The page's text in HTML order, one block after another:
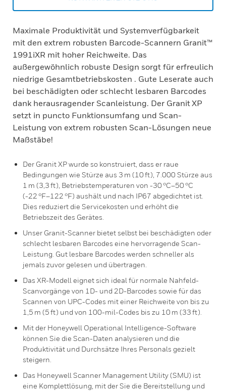
Maximale Produktivität und Systemverfügbarkeit
mit den extrem robusten Barcode-Scannern Granit™
1991iXR mit hoher Reichweite. Das
außergewöhnlich robuste Design sorgt für erfreulich
niedrige Gesamtbetriebskosten . Gute Leserate auch
bei beschädigten oder schlecht lesbaren Barcodes
dank herausragender Scanleistung. Der Granit XP
setzt in puncto Funktionsumfang und Scan-
Leistung von extrem robusten Scan-Lösungen neue
Maßstäbe!
Der Granit XP wurde so konstruiert, dass er raue
Bedingungen wie Stürze aus 3 m (10 ft), 7.000 Stürze aus
1 m (3,3 ft), Betriebstemperaturen von -30 °C–50 °C
(-22 °F–122 °F) aushält und nach IP67 abgedichtet ist.
Dies reduziert die Servicekosten und erhöht die
Betriebszeit des Gerätes.
Unser Granit-Scanner bietet selbst bei beschädigten oder
schlecht lesbaren Barcodes eine hervorragende Scan-
Leistung. Gut lesbare Barcodes werden schneller als
jemals zuvor gelesen und übertragen.
Das XR-Modell eignet sich ideal für normale Nahfeld-
Scanvorgänge von 1D- und 2D-Barcodes sowie für das
Scannen von UPC-Codes mit einer Reichweite von bis zu
1,5 m (5 ft) und von 100-mil-Codes bis zu 10 m (33 ft).
Mit der Honeywell Operational Intelligence-Software
können Sie die Scan-Daten analysieren und die
Produktivität und Durchsätze Ihres Personals gezielt
steigern.
Das Honeywell Scanner Management Utility (SMU) ist
eine Komplettlösung, mit der Sie die Bereitstellung und